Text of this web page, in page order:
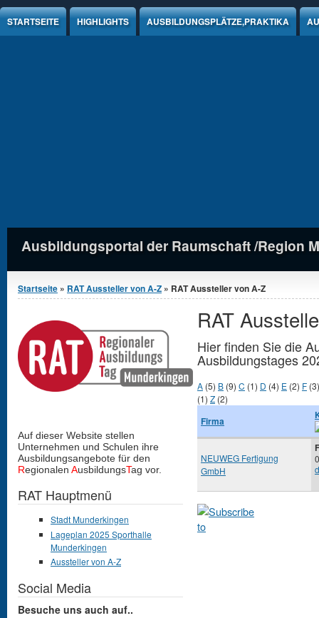
Jump to Content
STARTSEITE HIGHLIGHTS AUSBILDUNGSPLÄTZE,PRAKTIKA
Ausbildungsportal der Raumschaft /Region
Sie sind hier
Startseite » RAT Aussteller von A-Z » RAT Aussteller von A-Z
RAT
Hier finden Sie die
Ausbildungstages
A (5) B (9) C (1) D (4) E (2) F
(1) Z (2)
Firma
NEUWEG Fertigung
GmbH
Auf dieser Website stellen
Unternehmen und Schulen ihre
Ausbildungsangebote für den
Regionalen AusbildungsTag vor.
RAT Hauptmenü
Stadt Munderkingen
Lageplan 2025 Sporthalle
Munderkingen
Aussteller von A-Z
Social Media
Besuche uns auch auf..